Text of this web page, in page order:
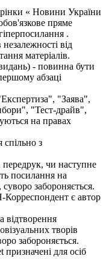
« Новини України
пряме
.
від
матеріалів.
- повинна бути
абзаці
"Заява",
"Тест-драйв",
на правах
спільно з
передрук, чи наступне
посилання на
забороняється.
Корреспондент є автор
відтворення
творів
забороняється.
для осіб